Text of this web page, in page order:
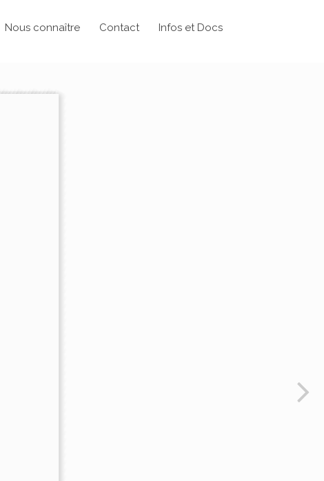
Nous connaître Contact Infos et Docs